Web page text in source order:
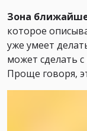
Зона
которое
уже умеет
может сделать
Проще говоря,